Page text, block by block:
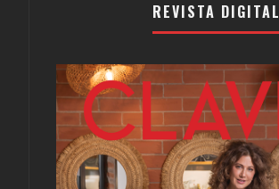
REVISTA DIGITAL